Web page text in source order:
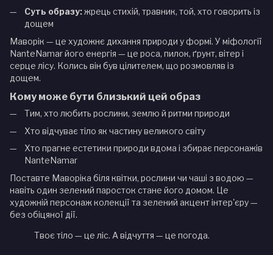
Суть образу:жрець стихій, травник, той, хто говорить із
дощем
Маворік — це художнє дихання природи у формі. У міфології
NanteNamar його енергія — це роса, пилок, ґрунт, вітер і
серце лісу. Колись він був цілителем, що розмовляв із
дощем.
Кому може бути близький цей образ
Тим, хто любить рослини, землю й ритми природи
Хто відчуває тіло як частину великого світу
Хто прагне естетики природи вдома і збирає персонажів
NanteNamar
Поставте Маворіка біля квітки, рослини чи чаші з водою —
навіть один зелений паросток стане його домом. Це
художній персонаж колекції та зелений акцент інтер'єру —
без обіцяної дії.
Твоє тіло — це ліс. А відчуття — це погода.